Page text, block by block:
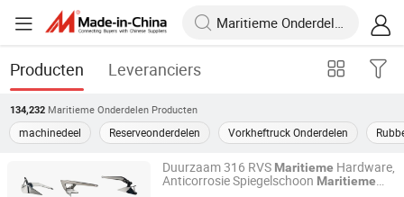
Producten Leveranciers
134,232 Maritieme Onderdelen Producten
machinedeel Reserveonderdelen Vorkheftruck Onderdelen
Duurzaam 316 RVS Maritieme Hardware,
Anticorrosie Spiegelschoon Maritieme
Qingdao Youhao Metal Products Co., Ltd.